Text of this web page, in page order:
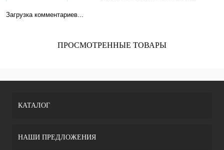
Загрузка комментариев...
ПРОСМОТРЕННЫЕ ТОВАРЫ
КАТАЛОГ
НАШИ ПРЕДЛОЖЕНИЯ